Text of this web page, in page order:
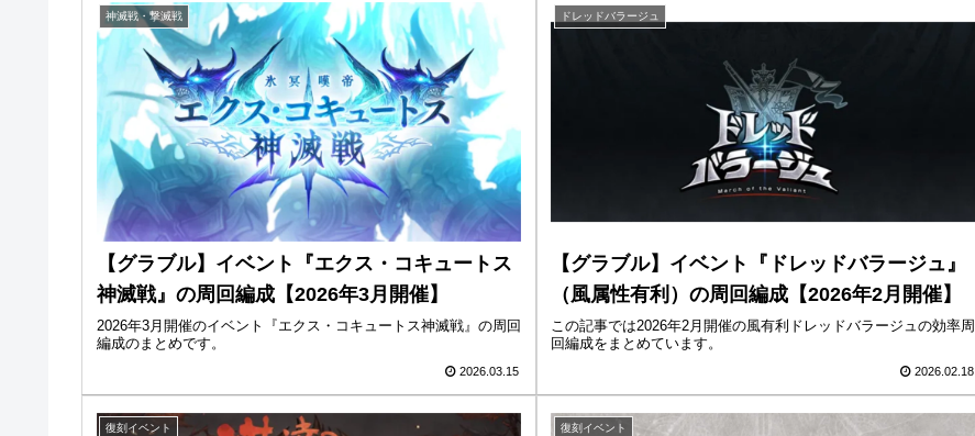
神滅戦・撃滅戦
【グラブル】イベント『エクス・コキュートス
神滅戦』の周回編成【2026年3月開催】
2026年3月開催のイベント『エクス・コキュートス神滅戦』の周回
編成のまとめです。
2026.03.15
ドレッドバラージュ
【グラブル】イベント『ドレッドバラージュ』
（風属性有利）の周回編成【2026年2月開催】
この記事では2026年2月開催の風有利ドレッドバラージュの効率周
回編成をまとめています。
2026.02.18
復刻イベント 復刻イベント